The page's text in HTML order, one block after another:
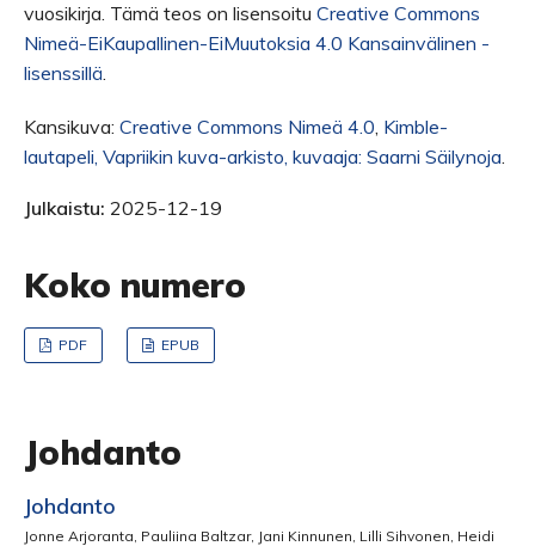
vuosikirja. Tämä teos on lisensoitu Creative Commons
Nimeä-EiKaupallinen-EiMuutoksia 4.0 Kansainvälinen -
lisenssillä.
Kansikuva: Creative Commons Nimeä 4.0, Kimble-
lautapeli, Vapriikin kuva-arkisto, kuvaaja: Saarni Säilynoja.
Julkaistu: 2025-12-19
Koko numero
PDF EPUB
Johdanto
Johdanto
Jonne Arjoranta, Pauliina Baltzar, Jani Kinnunen, Lilli Sihvonen, Heidi